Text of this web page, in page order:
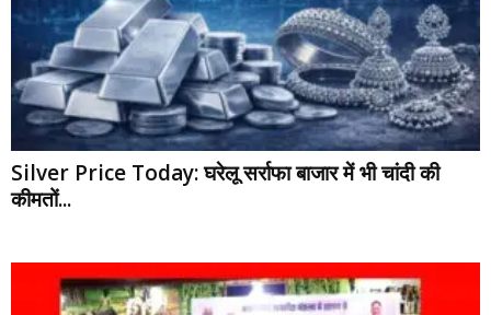
Silver Price Today: घरेलू सर्राफा बाजार में भी चांदी की
कीमतों...